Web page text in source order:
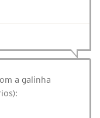
a galinha